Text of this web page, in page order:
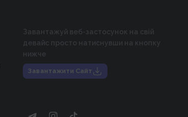
Завантажуй веб-застосунок на свій
девайс просто натиснувши на кнопку
нижче
Завантажити Сайт